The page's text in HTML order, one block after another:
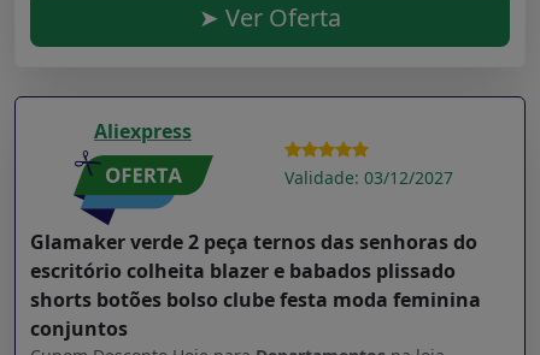
➤ Ver Oferta
Aliexpress
Validade: 03/12/2027
Glamaker verde 2 peça ternos das senhoras do
escritório colheita blazer e babados plissado
shorts botões bolso clube festa moda feminina
conjuntos